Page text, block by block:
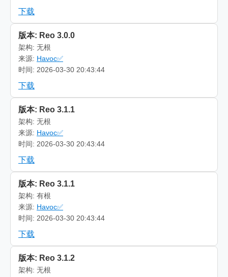
下载
版本: Reo 3.0.0
架构: 无根
来源: Havoc✅
时间: 2026-03-30 20:43:44
下载
版本: Reo 3.1.1
架构: 无根
来源: Havoc✅
时间: 2026-03-30 20:43:44
下载
版本: Reo 3.1.1
架构: 有根
来源: Havoc✅
时间: 2026-03-30 20:43:44
下载
版本: Reo 3.1.2
架构: 无根